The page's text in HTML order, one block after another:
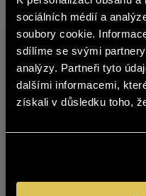
sociálních médií a
soubory cookie.
sdílíme se svými
analýzy. Partneři tyto
dalšími informacemi,
získali v důsledku toho,
CABERNET
The content of
is not suitable